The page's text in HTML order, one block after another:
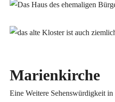
Marienkirche
Eine Weitere Sehenswürdigkeit in